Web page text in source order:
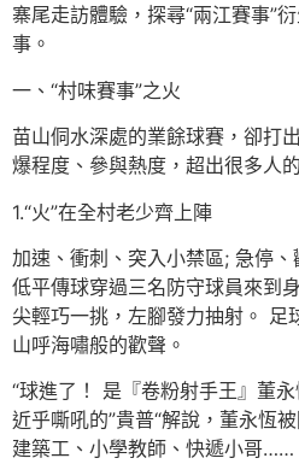
寨尾走訪體驗，探尋“兩江賽事”
事。
一、“村味賽事”之火
苗山侗水深處的業餘球賽，卻打
爆程度、參與熱度，超出很多人
1.“火”在全村老少齊上陣
加速、衝刺、突入小禁區; 急停
低平傳球穿過三名防守球員來到
尖輕巧一挑，左腳發力抽射。 足
山呼海嘯般的歡聲。
“球進了！ 是『卷粉射手王』董
近乎嘶吼的”貴普“解說，董永恆
建築工、小學教師、快遞小哥……